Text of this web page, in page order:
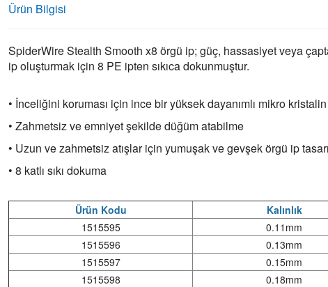
Ürün Bilgisi
SpiderWire Stealth Smooth x8 örgü ip; güç, hassasiyet veya
ip oluşturmak için 8 PE ipten sıkıca dokunmuştur.
• İnceliğini koruması için ince bir yüksek dayanımlı mikro
• Zahmetsiz ve emniyet şekilde düğüm atabilme
• Uzun ve zahmetsiz atışlar için yumuşak ve gevşek örgü ip
• 8 katlı sıkı dokuma
Ürün Kodu Kalınlık
1515595
0.11mm
1515596
0.13mm
1515597
0.15mm
1515598
0.18mm